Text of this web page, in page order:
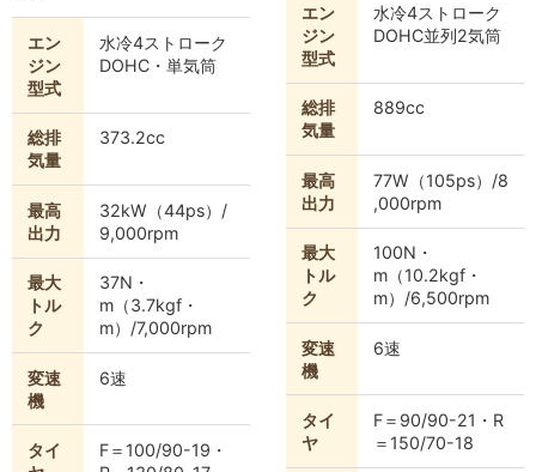
エン
ジン
型式
水冷4ストローク
DOHC・単気筒
総排
気量
373.2cc
最高
出力
32kW（44ps）/
9,000rpm
最大
トル
ク
37N・
m（3.7kgf・
m）/7,000rpm
変速
機
6速
タイ
F＝100/90-19・
エン
ジン
型式
水冷4ストローク
DOHC並列2気筒
総排
気量
889cc
最高
出力
77W（105ps）/8
,000rpm
最大
トル
ク
100N・
m（10.2kgf・
m）/6,500rpm
変速
機
6速
タイ
ヤ
F＝90/90-21・R
＝150/70-18